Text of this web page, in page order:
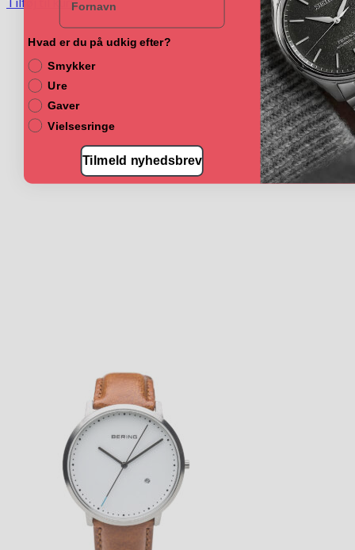
Hvad er du på udkig efter?
Smykker
Ure
Gaver
Vielsesringe
Tilmeld nyhedsbrev